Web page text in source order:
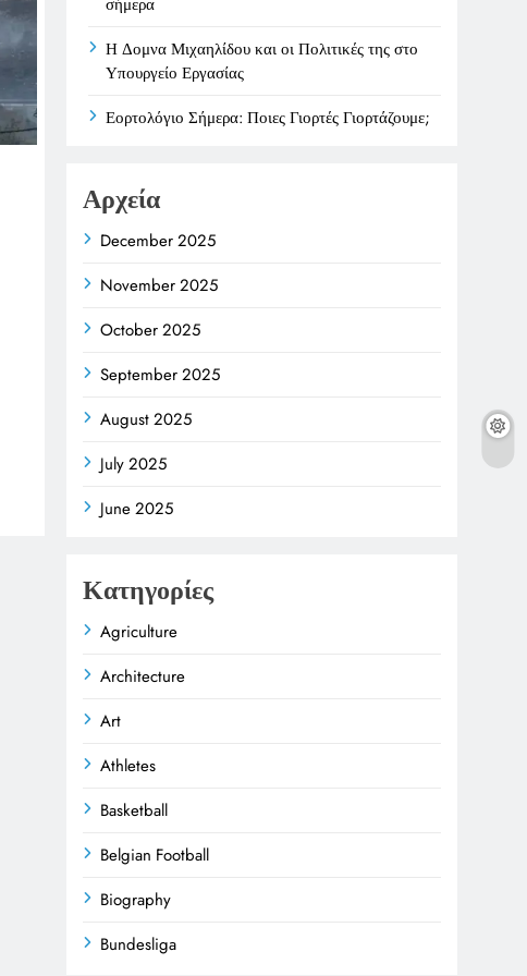
Η Δομνα Μιχαηλίδου και οι Πολιτικές της στο
Υπουργείο Εργασίας
Εορτολόγιο Σήμερα: Ποιες Γιορτές Γιορτάζουμε;
Αρχεία
December 2025
November 2025
October 2025
September 2025
August 2025
July 2025
June 2025
Κατηγορίες
Agriculture
Architecture
Art
Athletes
Basketball
Belgian Football
Biography
Bundesliga